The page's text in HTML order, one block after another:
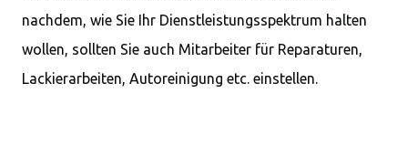
nachdem, wie Sie Ihr Dienstleistungsspektrum halten
wollen, sollten Sie auch Mitarbeiter für Reparaturen,
Lackierarbeiten, Autoreinigung etc. einstellen.